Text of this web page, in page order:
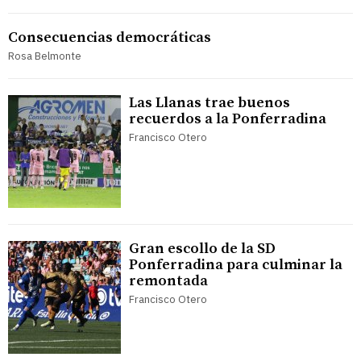
Consecuencias democráticas
Rosa Belmonte
Las Llanas trae buenos
recuerdos a la Ponferradina
Francisco Otero
Gran escollo de la SD
Ponferradina para culminar la
remontada
Francisco Otero